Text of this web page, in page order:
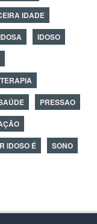
IDADE
IDOSO
PRESSAO
IDOSO É
SONO